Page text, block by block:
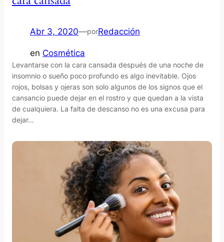
Abr 3, 2020—porRedacción
en Cosmética
Levantarse con la cara cansada después de una noche de
insomnio o sueño poco profundo es algo inevitable. Ojos
rojos, bolsas y ojeras son solo algunos de los signos que el
cansancio puede dejar en el rostro y que quedan a la vista
de cualquiera. La falta de descanso no es una excusa para
dejar…